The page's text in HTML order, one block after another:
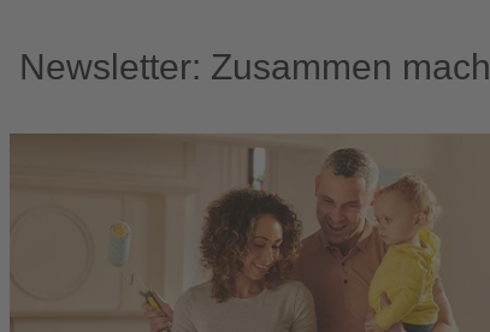
Newsletter: Zusammen